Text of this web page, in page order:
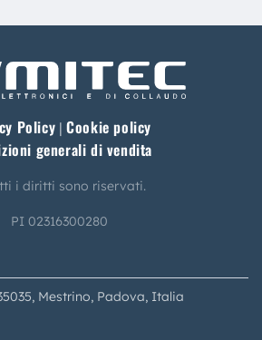
Policy |Cookie policy
generali di vendita
i diritti sono riservati.
PI 02316300280
Mestrino, Padova, Italia